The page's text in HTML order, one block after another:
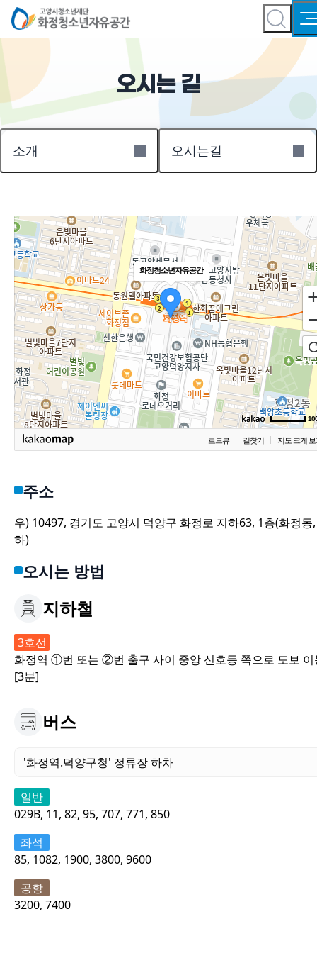
오시는 길
소개 오시는길
화정청소년자유공간
로드뷰 길찾기 지도 크게
주소
우) 10497, 경기도 고양시 덕양구 화정로 지하63, 1층(화정동
하)
오시는 방법
지하철
3호선
화정역 ①번 또는 ②번 출구 사이 중앙 신호등 쪽으로 도보 이
[3분]
버스
'화정역.덕양구청' 정류장 하차
일반
029B, 11, 82, 95, 707, 771, 850
좌석
85, 1082, 1900, 3800, 9600
공항
3200, 7400